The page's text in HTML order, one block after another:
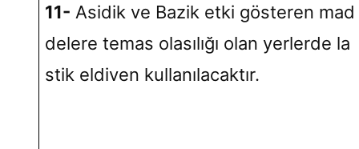
11- Asidik ve Bazik etki gösteren mad
delere temas olasılığı olan yerlerde la
stik eldiven kullanılacaktır.